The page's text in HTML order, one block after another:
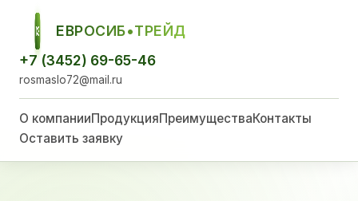
ЕСТ
ЕВРОСИБ•ТРЕЙД
+7 (3452) 69-65-46
rosmaslo72@mail.ru
О компанииПродукцияПреимуществаКонтакты
Оставить заявку